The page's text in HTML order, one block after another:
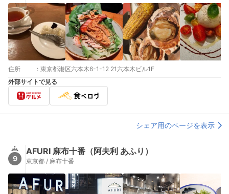
住所 : 東京都港区六本木6-1-12 21六本木ビル1F
外部サイトで見る
シェア用のページを表示
9
AFURI 麻布十番（阿夫利 あふり）
東京都 / 麻布十番